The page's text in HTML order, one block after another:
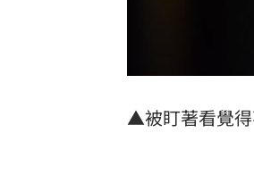
「拍片人的多重宇
8國球員齊聚高雄
▲被盯著看覺